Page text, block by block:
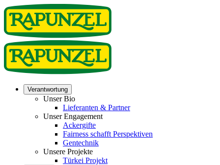
Verantwortung
Unser Bio
Lieferanten & Partner
Unser Engagement
Ackergifte
Fairness schafft Perspektiven
Gentechnik
Unsere Projekte
Türkei Projekt